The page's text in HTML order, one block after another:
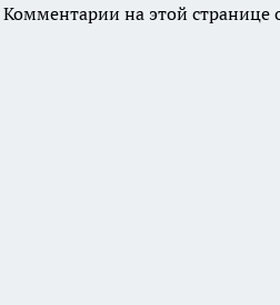
Комментарии на этой странице